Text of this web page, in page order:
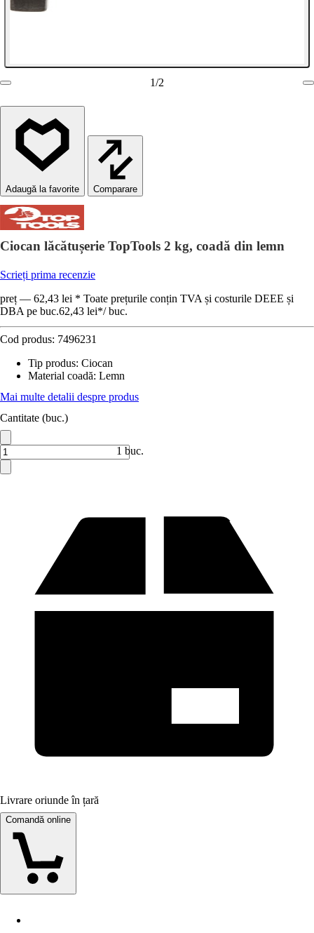
1/2
Comparare
Ciocan lăcătușerie TopTools 2 kg, coadă din lemn
Scrieți prima recenzie
preț — 62,43 lei * Toate prețurile conțin TVA și costurile DEEE și
DBA pe buc.62,43 lei*/ buc.
Cod produs: 7496231
Tip produs: Ciocan
Material coadă: Lemn
Mai multe detalii despre produs
Cantitate (buc.)
1 buc.
Livrare oriunde în țară
Comandă online